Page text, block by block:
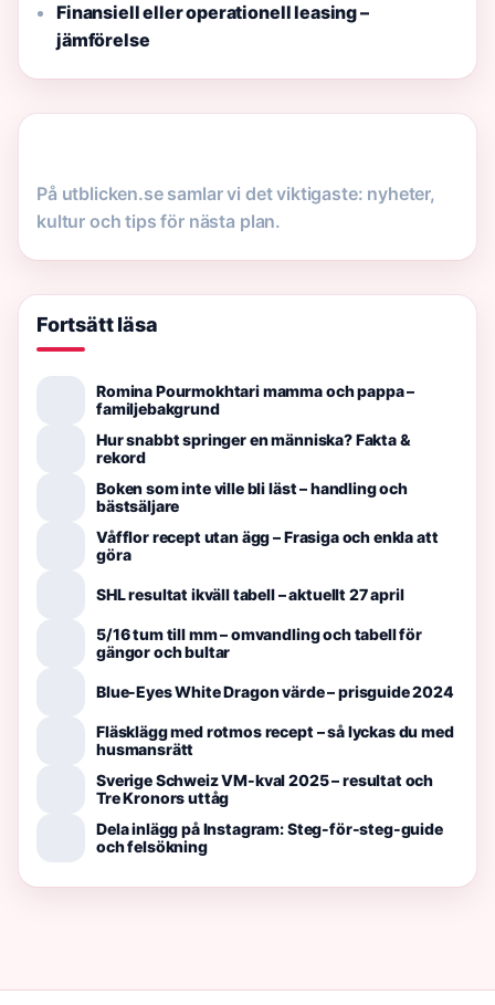
Finansiell eller operationell leasing –
jämförelse
På utblicken.se samlar vi det viktigaste: nyheter,
kultur och tips för nästa plan.
Fortsätt läsa
Romina Pourmokhtari mamma och pappa –
familjebakgrund
Hur snabbt springer en människa? Fakta &
rekord
Boken som inte ville bli läst – handling och
bästsäljare
Våfflor recept utan ägg – Frasiga och enkla att
göra
SHL resultat ikväll tabell – aktuellt 27 april
5/16 tum till mm – omvandling och tabell för
gängor och bultar
Blue-Eyes White Dragon värde – prisguide 2024
Fläsklägg med rotmos recept – så lyckas du med
husmansrätt
Sverige Schweiz VM-kval 2025 – resultat och
Tre Kronors uttåg
Dela inlägg på Instagram: Steg-för-steg-guide
och felsökning